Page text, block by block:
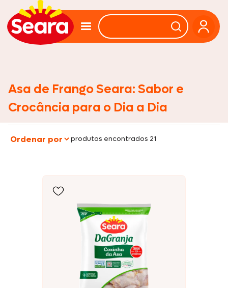
Asa de Frango Seara: Sabor e
Crocância para o Dia a Dia
produtos encontrados 21